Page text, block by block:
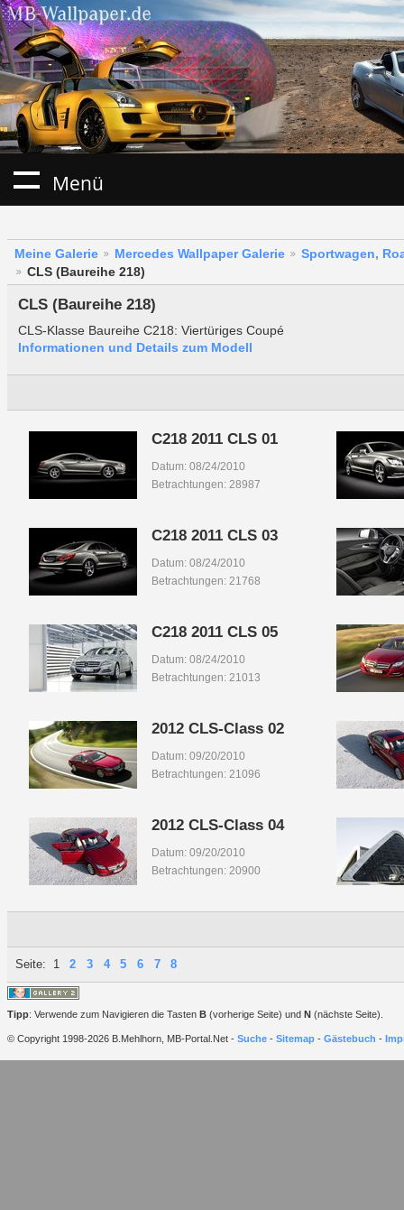
Menü
Meine Galerie Mercedes Wallpaper Galerie
Sportwagen,
CLS (Baureihe 218)
CLS (Baureihe 218)
CLS-Klasse Baureihe C218: Viertüriges Coupé
Informationen und Details zum Modell
C218 2011 CLS 01
Datum: 08/24/2010
Betrachtungen: 28987
C218 2011 CLS 03
Datum: 08/24/2010
Betrachtungen: 21768
C218 2011 CLS 05
Datum: 08/24/2010
Betrachtungen: 21013
2012 CLS-Class 02
Datum: 09/20/2010
Betrachtungen: 21096
2012 CLS-Class 04
Datum: 09/20/2010
Betrachtungen: 20900
Seite: 1 2 3 4 5 6 7 8
Tipp: Verwende zum Navigieren die Tasten B (vorherige Seite) und N (nächste Seite).
© Copyright 1998-2026 B.Mehlhorn, MB-Portal.Net - Suche - Sitemap - Gästebuch -